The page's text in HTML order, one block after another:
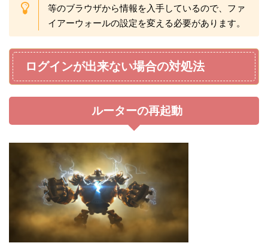
等のブラウザから情報を入手しているので、ファ
イアーウォールの設定を変える必要があります。
ログインが出来ない場合の対処法
ルーターの再起動